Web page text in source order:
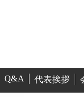
Q&A 代表挨拶